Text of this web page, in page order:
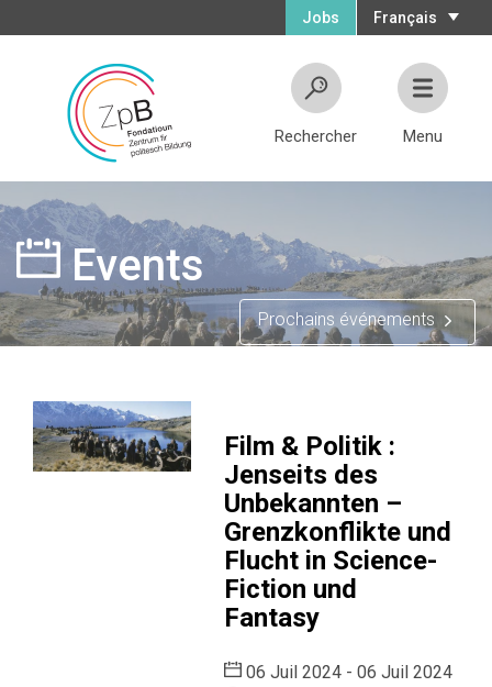
Français
Jobs
Rechercher Menu
Events
Prochains événements
Film & Politik :
Jenseits des
Unbekannten –
Grenzkonflikte und
Flucht in Science-
Fiction und
Fantasy
06 Juil 2024 - 06 Juil 2024